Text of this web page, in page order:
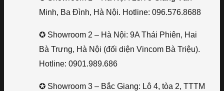
Minh, Ba Đình, Hà Nội. Hotline: 096.576.8688
✪ Showroom 2 – Hà Nội: 9A Thái Phiên, Hai
Bà Trưng, Hà Nội (đối diện Vincom Bà Triệu).
Hotline: 0901.989.686
✪ Showroom 3 – Bắc Giang: Lô 4, tòa 2, TTTM